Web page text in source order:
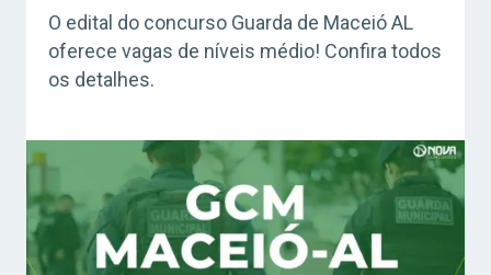
O edital do concurso Guarda de Maceió AL
oferece vagas de níveis médio! Confira todos
os detalhes.